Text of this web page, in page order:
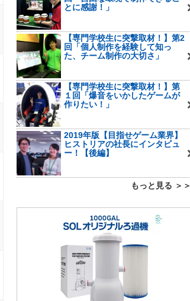
とに感謝！」
【専門学校生に突撃取材！】第2
回「個人制作を経験して知っ
た、チーム制作の大切さ」
【専門学校生に突撃取材！】第
１回「爆音をいかしたゲームが
作りたい！」
2019年版【目指せゲーム業界】
ヒストリアの社長にインタビュ
ー！【後編】
もっと見る ＞＞